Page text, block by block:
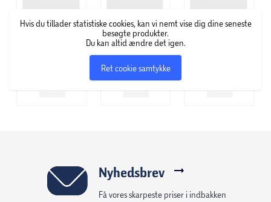
Hvis du tillader statistiske cookies, kan vi nemt vise dig dine seneste
besøgte produkter.
Du kan altid ændre det igen.
Ret cookie samtykke
Nyhedsbrev
Få vores skarpeste priser i indbakken